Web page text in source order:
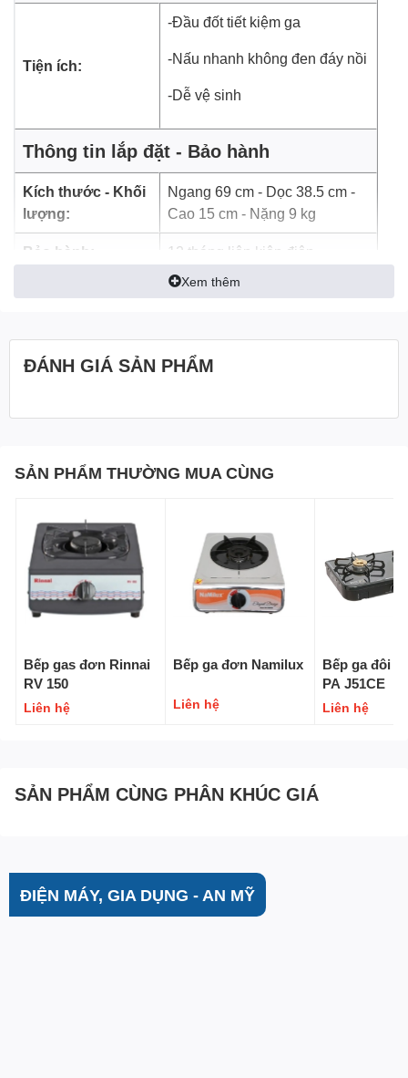
Chất liệu đầu đốt bằng đồng thau dày, bền
Ít bị ăn mòn hay biến dạng,cho ngọn lửa xanh không
gây đen đáy nồi
. Đầu đốt thiết kế khoa học, phân bố ngọn
lửa đều, đun nấu nhanh, với lượng gas tiêu thụ
Kiềngbếp gasbằng kim loại phủ men chắc chắn
không sợ nghiêng, đổ. Kiềng bếp tiện tháo rời vệ sinh khi
cần thiết.
nhiều không gian bếp.
Tiện ích:
-Đầu đốt tiết kiệm ga
-Nấu nhanh không đen đáy nồi
-Dễ vệ sinh
Thông tin lắp đặt - Bảo hành
Kích thước - Khối
lượng:
Ngang 69 cm - Dọc 38.5 cm -
Cao 15 cm - Nặng 9 kg
Bảo hành: 12 tháng liên kiện điện
Xem thêm
ĐÁNH GIÁ SẢN PHẨM
SẢN PHẨM THƯỜNG MUA CÙNG
Bếp gas đơn Rinnai
RV 150
Liên hệ
Bếp ga đơn Namilux
Liên hệ
Bếp ga đôi
PA J51CE
Liên hệ
SẢN PHẨM CÙNG PHÂN KHÚC GIÁ
ĐIỆN MÁY, GIA DỤNG - AN MỸ